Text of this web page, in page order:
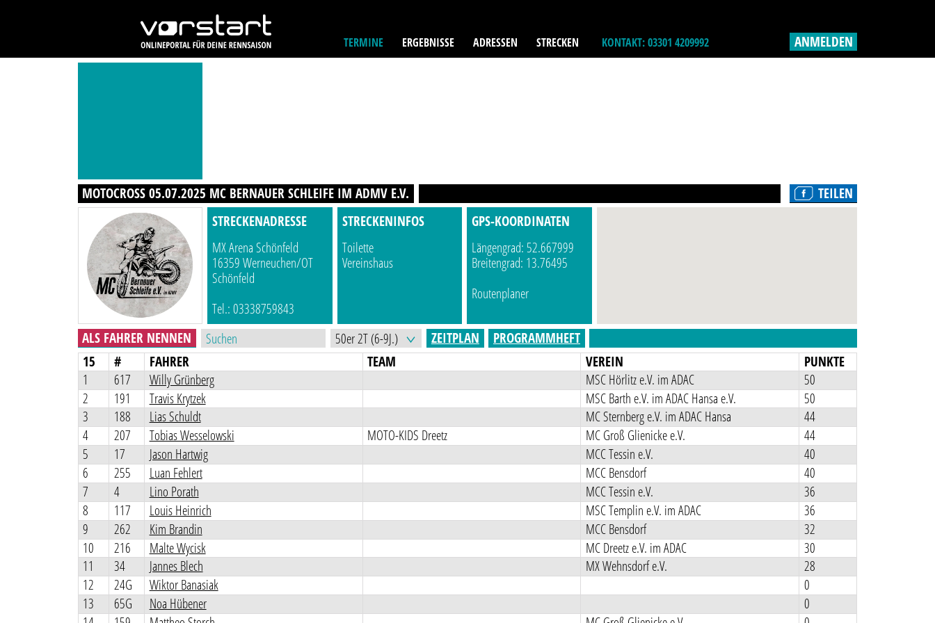
TERMINE ERGEBNISSE ADRESSEN STRECKEN KONTAKT: 03301 4209992 ANMELDEN
MOTOCROSS 05.07.2025 MC BERNAUER SCHLEIFE IM ADMV E.V.
TEILEN
STRECKENADRESSE
MX Arena Schönfeld
16359 Werneuchen/OT
Schönfeld
Tel.: 03338759843
STRECKENINFOS
Toilette
Vereinshaus
GPS-KOORDINATEN
Längengrad: 52.667999
Breitengrad: 13.76495
Routenplaner
ALS FAHRER NENNEN ZEITPLAN
PROGRAMMHEFT
15
# FAHRER TEAM VEREIN
PUNKTE
1
617 Willy Grünberg MSC Hörlitz e.V. im ADAC
50
2
191 Travis Krytzek MSC Barth e.V. im ADAC Hansa e.V.
50
3
188 Lias Schuldt MC Sternberg e.V. im ADAC Hansa
44
4
207 Tobias Wesselowski MOTO-KIDS Dreetz MC Groß Glienicke e.V.
44
5
17 Jason Hartwig MCC Tessin e.V.
40
6
255 Luan Fehlert MCC Bensdorf
40
7
4 Lino Porath MCC Tessin e.V.
36
8
117 Louis Heinrich MSC Templin e.V. im ADAC
36
9
262 Kim Brandin MCC Bensdorf
32
10
216 Malte Wycisk MC Dreetz e.V. im ADAC
30
11
34 Jannes Blech MX Wehnsdorf e.V.
28
12
24G Wiktor Banasiak
0
13
65G Noa Hübener
0